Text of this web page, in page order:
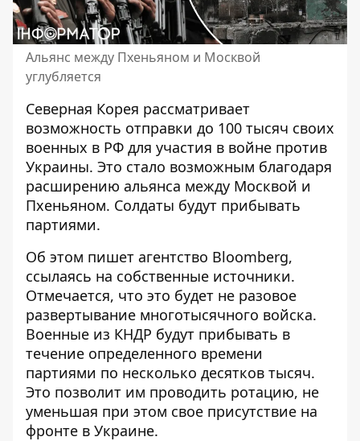
Альянс между Пхеньяном и Москвой
углубляется
Северная Корея рассматривает
возможность отправки до 100 тысяч своих
военных в РФ для участия в войне против
Украины. Это стало возможным благодаря
расширению альянса между Москвой и
Пхеньяном. Солдаты будут прибывать
партиями.
Об этом пишет агентство Bloomberg,
ссылаясь на собственные источники.
Отмечается, что это будет не разовое
развертывание многотысячного войска.
Военные из КНДР будут прибывать в
течение определенного времени
партиями по несколько десятков тысяч.
Это позволит им проводить ротацию, не
уменьшая при этом свое присутствие на
фронте в Украине.